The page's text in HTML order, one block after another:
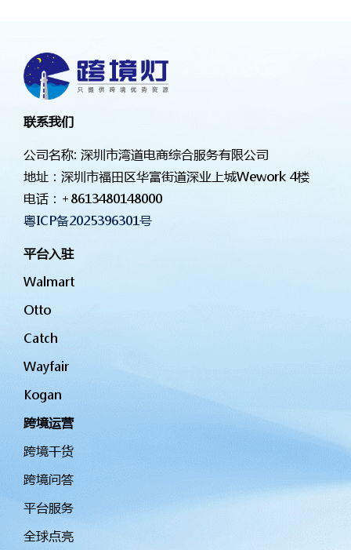
联系我们
公司名称: 深圳市湾道电商综合服务有限公司
地址：深圳市福田区华富街道深业上城Wework 4楼
电话： +8613480148000
粤ICP备2025396301号
平台入驻
Walmart
Otto
Catch
Wayfair
Kogan
跨境运营
跨境干货
跨境问答
平台服务
全球点亮